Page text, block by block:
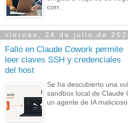
corr...
viernes, 24 de julio de
Fallo en Claude Cowork permite
leer claves SSH y credenciales
del host
Se ha descubierto una
sandbox local de Claude
un agente de IA